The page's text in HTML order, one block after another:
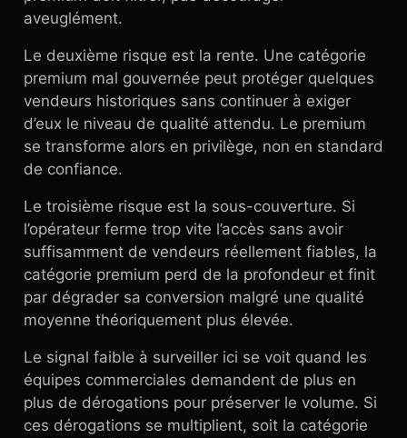
aveuglément.
Le deuxième risque est la rente. Une catégorie
premium mal gouvernée peut protéger quelques
vendeurs historiques sans continuer à exiger
d’eux le niveau de qualité attendu. Le premium
se transforme alors en privilège, non en standard
de confiance.
Le troisième risque est la sous-couverture. Si
l’opérateur ferme trop vite l’accès sans avoir
suffisamment de vendeurs réellement fiables, la
catégorie premium perd de la profondeur et finit
par dégrader sa conversion malgré une qualité
moyenne théoriquement plus élevée.
Le signal faible à surveiller ici se voit quand les
équipes commerciales demandent de plus en
plus de dérogations pour préserver le volume. Si
ces dérogations se multiplient, soit la catégorie